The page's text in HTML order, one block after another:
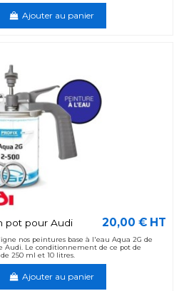
Ajouter au panier
pot pour Audi 20,00 € HT
nos peintures base à l'eau Aqua 2G de
Audi. Le conditionnement de ce pot de
250 ml et 10 litres.
Ajouter au panier